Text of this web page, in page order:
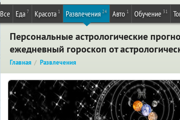
Все Еда 7 Красота 1 Развлечения 24 Авто 1 Обучение 31
Персональные астрологические
ежедневный гороскоп от
Главная Развлечения